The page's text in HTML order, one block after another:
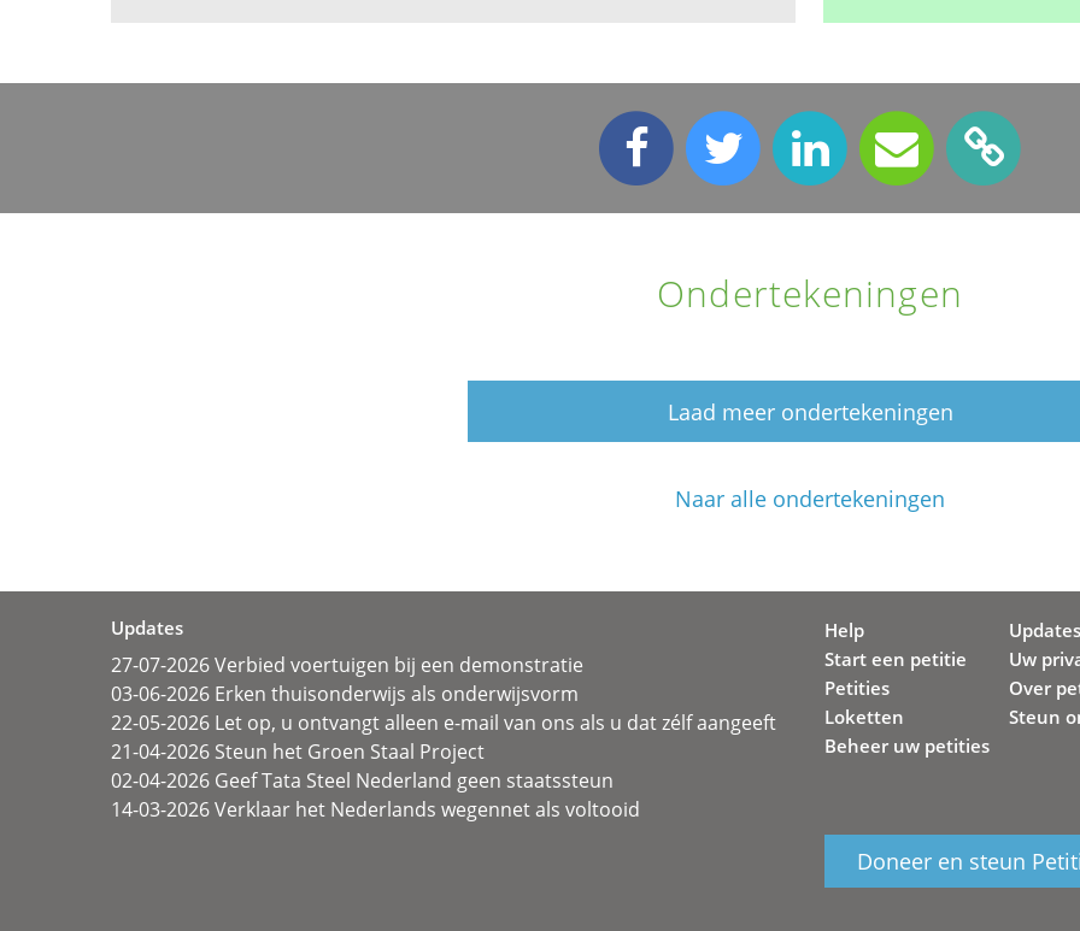
Ondertekeningen
Laad meer ondertekeningen
Naar alle ondertekeningen
Updates
27-07-2026 Verbied voertuigen bij een demonstratie
03-06-2026 Erken thuisonderwijs als onderwijsvorm
22-05-2026 Let op, u ontvangt alleen e-mail van ons als u dat zélf aangeeft
21-04-2026 Steun het Groen Staal Project
02-04-2026 Geef Tata Steel Nederland geen staatssteun
14-03-2026 Verklaar het Nederlands wegennet als voltooid
Help
Start een petitie
Petities
Loketten
Beheer uw petities
Updates
Uw
Over
Steun
Doneer en steun